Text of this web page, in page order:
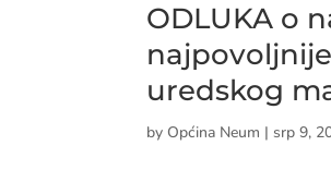
ODLUKA o
uredskog
by Općina Neum | srp 9,